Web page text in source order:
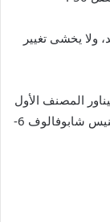
ولا يخشى تغيير
المصنف الأول
مكانه في الدور ربع النهائي بفوزه على الكندي دينيس شابوفالوف 6-